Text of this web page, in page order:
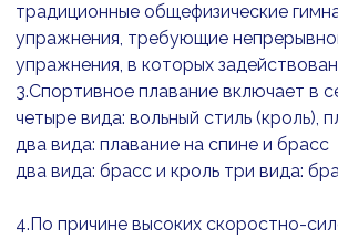
традиционные общефизические
упражнения, требующие
упражнения, в которых
3.Спортивное плавание включает в
четыре вида: вольный стиль (кроль),
два вида: плавание на спине и брасс
два вида: брасс и кроль три вида:
4.По причине высоких скоростно-